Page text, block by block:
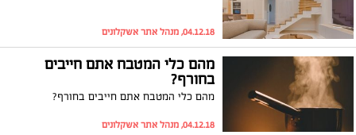
04.12.18, מנהל אתר אשקלונים
מהם כלי המטבח אתם חייבים
בחורף?
מהם כלי המטבח אתם חייבים בחורף?
04.12.18, מנהל אתר אשקלונים